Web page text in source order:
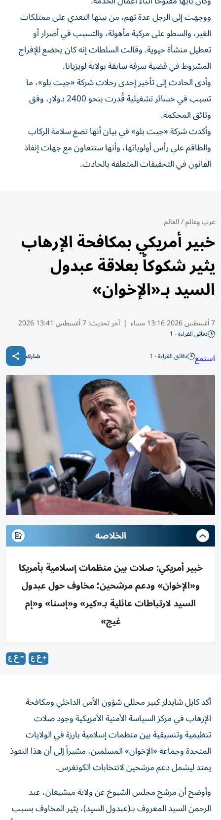
ووجهت إلى الرجل عدة تهم، من بينها التعدي على ممتلكات
الغير، والسطو على مركبة مأهولة، والتسبب في أضرار أو
تعطيل منشأة حيوية. وقالت السلطات إنه كان يخضع للإفراج
المشروط في قضية سرقة سابقة بولاية لويزيانا.
وأدى الحادث إلى تأخير إحدى رحلات شركة «جيت بلو»، ما
تسبب في خسائر تشغيلية قُدرت بنحو 2400 دولار، وفق
وثائق المحكمة.
وأكدت شركة «جيت بلو» في بيان أنها تضع سلامة الركاب
والطاقم على رأس أولوياتها، وأنها ستتعاون مع جهات إنفاذ
القانون في التحقيقات المتعلقة بالحادث.
عرب وعالم/العالم
خبير أمريكي بمكافحة الإرهاب
يثير شكوكاً بعلاقة عبدول
السيد بـ«الإخوان»
7 أغسطس 2026 13:16 مساء | آخر تحديث:7 أغسطس 13:41 2026
دقائق القراءة - 1
استمع دقائق القراءة - 1 شارك
الخلاصه
خبير أمريكي: صلات بين منظمات إسلامية بأمريكا
و«الإخوان» ودعم مرشحين؛ مخاوف حول عبدول
السيد لارتباطات عائلية بـ«كير» و«إسنا» و«إم
غيج»
أكد كايل شايدلر كبير محللي شؤون الأمن الداخلي ومكافحة
الإرهاب في مركز السياسة الأمنية الأمريكية وجود صلات
تنظيمية وتنسيقية بين منظمات إسلامية بارزة في الولايات
المتحدة وجماعة «الإخوان» المسلمين، مشيراً إلى أن هذا النفوذ
يمتد ليشمل دعم مرشحين لانتخابات الكونغرس.
وأوضح أن مرشح مجلس الشيوخ عن ولاية ميشيغان، عبد
الرحمن السيد المعروف بـ(عبدول السيد)، يثير المخاوف بسبب
صلات عائلية ومباشرة بمنظمات محسوبة على الجماعة، مشيراً